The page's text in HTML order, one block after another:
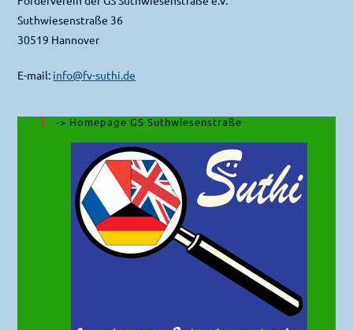
Suthwiesenstraße 36
30519 Hannover
E-mail: info@fv-suthi.de
-> Homepage GS Suthwiesenstraße